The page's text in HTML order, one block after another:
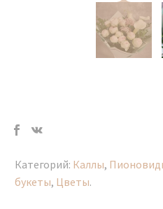
Категорий: Каллы,
букеты, Цветы.